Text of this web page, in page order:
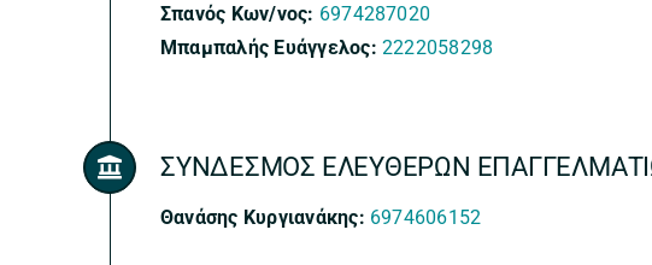
Σπανός Κων/νος: 6974287020
Μπαμπαλής Ευάγγελος: 2222058298
ΣΥΝΔΕΣΜΟΣ ΕΛΕΥΘΕΡΩΝ
Θανάσης Κυργιανάκης: 6974606152